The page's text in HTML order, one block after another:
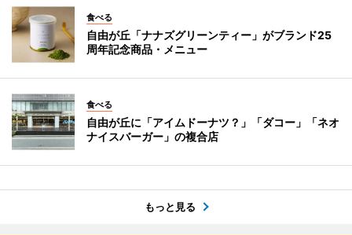
食べる
自由が丘「ナナズグリーンティー」がブランド25
周年記念商品・メニュー
食べる
自由が丘に「アイムドーナツ？」「ダコー」「ネオ
ナイスバーガー」の複合店
もっと見る